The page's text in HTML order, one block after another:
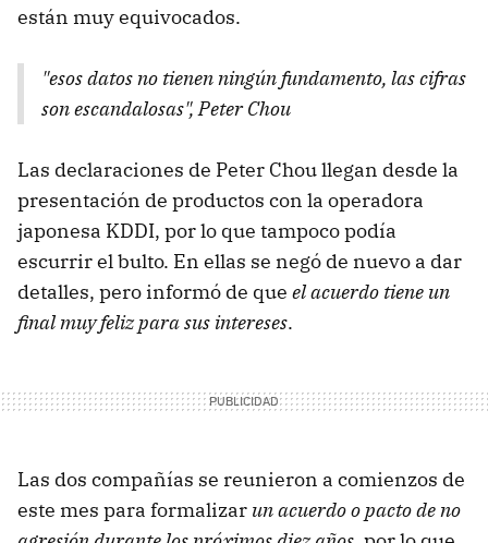
están muy equivocados.
"esos datos no tienen ningún fundamento, las cifras
son escandalosas", Peter Chou
Las declaraciones de Peter Chou llegan desde la
presentación de productos con la operadora
japonesa KDDI, por lo que tampoco podía
escurrir el bulto. En ellas se negó de nuevo a dar
detalles, pero informó de que el acuerdo tiene un
final muy feliz para sus intereses.
Las dos compañías se reunieron a comienzos de
este mes para formalizar un acuerdo o pacto de no